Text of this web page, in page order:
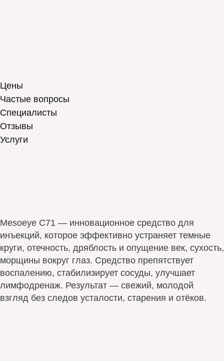
Цены
Частые вопросы
Специалисты
Отзывы
Услуги
Mesoeye C71 — инновационное средство для
инъекций, которое эффективно устраняет темные
круги, отечность, дряблость и опущение век, сухость,
морщины вокруг глаз. Средство препятствует
воспалению, стабилизирует сосуды, улучшает
лимфодренаж. Результат — свежий, молодой
взгляд без следов усталости, старения и отёков.